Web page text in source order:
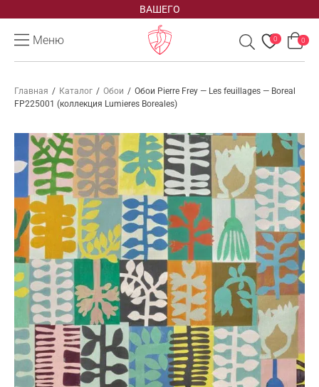
ВАШЕГО
Меню 0 0
Главная / Каталог / Обои / Обои Pierre Frey — Les feuillages — Boreal
FP225001 (коллекция Lumieres Boreales)